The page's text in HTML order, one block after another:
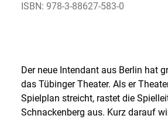
ISBN: 978-3-88627-583-0
Der neue Intendant aus Berlin hat
das Tübinger Theater. Als er
Spielplan streicht, rastet die
Schnackenberg aus. Kurz darauf